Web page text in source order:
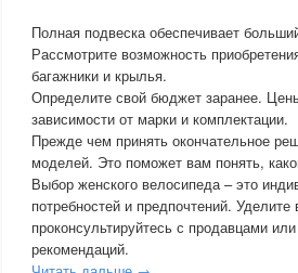
Полная подвеска обеспечивает
Рассмотрите возможность
багажники и крылья.
Определите свой бюджет заранее.
зависимости от марки и комплектации.
Прежде чем принять окончательное
моделей. Это поможет вам понять,
Выбор женского велосипеда – это
потребностей и предпочтений.
проконсультируйтесь с продавцами
рекомендаций.